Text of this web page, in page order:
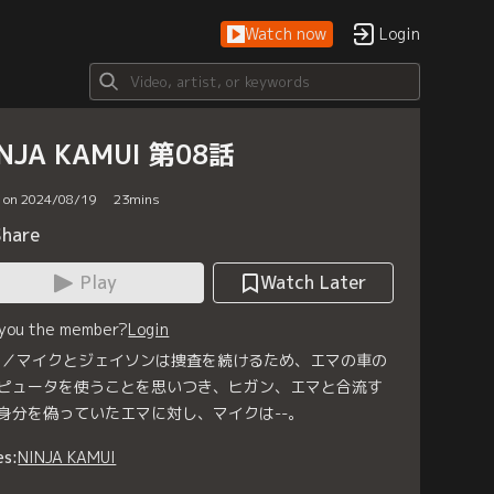
Watch now Login
KAMUI 第08話
on 2024/08/19 23mins
Play
Watch Later
the member?Login
マイクとジェイソンは捜査を続けるため、エマの車の
ュータを使うことを思いつき、ヒガン、エマと合流す
分を偽っていたエマに対し、マイクは--。
NINJA KAMUI